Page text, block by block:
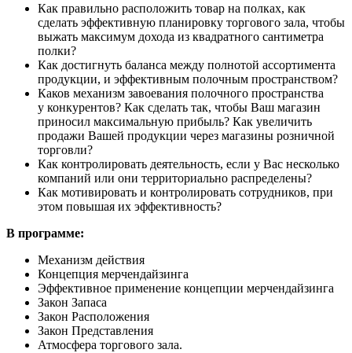
Как правильно расположить товар на полках, как
сделать эффективную планировку торгового зала, чтобы
выжать максимум дохода из квадратного сантиметра
полки?
Как достигнуть баланса между полнотой ассортимента
продукции, и эффективным полочным пространством?
Каков механизм завоевания полочного пространства
у конкурентов? Как сделать так, чтобы Ваш магазин
приносил максимальную прибыль? Как увеличить
продажи Вашей продукции через магазины розничной
торговли?
Как контролировать деятельность, если у Вас несколько
компаний или они территориально распределены?
Как мотивировать и контролировать сотрудников, при
этом повышая их эффективность?
В программе:
Механизм действия
Концепция мерчендайзинга
Эффективное применение концепции мерчендайзинга
Закон Запаса
Закон Расположения
Закон Представления
Атмосфера торгового зала.